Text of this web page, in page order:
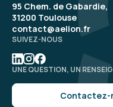
95 Chem. de Gabardie,
31200 Toulouse
contact@aelion.fr
SUIVEZ-NOUS
UNE QUESTION, UN
Contactez-